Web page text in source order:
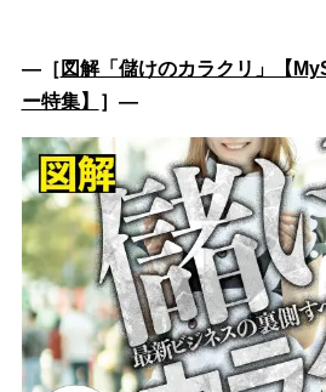
―［ 図解「儲けのカラクリ」【
ー特集】
］―